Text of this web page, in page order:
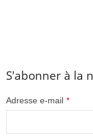
S'abonner à la
Adresse e-mail *